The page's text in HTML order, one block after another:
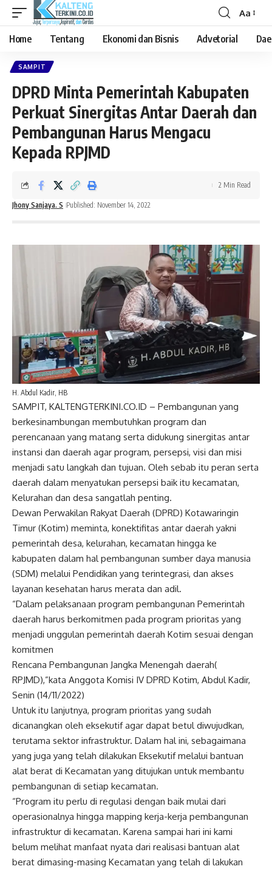
Font
Resizer
Aa
Home Tentang Ekonomi dan Bisnis Advetorial
SAMPIT
DPRD Minta Pemerintah Kabupaten
Perkuat Sinergitas Antar Daerah dan
Pembangunan Harus Mengacu
Kepada RPJMD
Jhony Sanjaya. S Published: November 14, 2022
2 Min Read
H. Abdul Kadir, HB
SAMPIT, KALTENGTERKINI.CO.ID – Pembangunan yang
berkesinambungan membutuhkan program dan
perencanaan yang matang serta didukung sinergitas antar
instansi dan daerah agar program, persepsi, visi dan misi
menjadi satu langkah dan tujuan. Oleh sebab itu peran serta
daerah dalam menyatukan persepsi baik itu kecamatan,
Kelurahan dan desa sangatlah penting.
Dewan Perwakilan Rakyat Daerah (DPRD) Kotawaringin
Timur (Kotim) meminta, konektifitas antar daerah yakni
pemerintah desa, kelurahan, kecamatan hingga ke
kabupaten dalam hal pembangunan sumber daya manusia
(SDM) melalui Pendidikan yang terintegrasi, dan akses
layanan kesehatan harus merata dan adil.
“Dalam pelaksanaan program pembangunan Pemerintah
daerah harus berkomitmen pada program prioritas yang
menjadi unggulan pemerintah daerah Kotim sesuai dengan
komitmen
Rencana Pembangunan Jangka Menengah daerah(
RPJMD),”kata Anggota Komisi IV DPRD Kotim, Abdul Kadir,
Senin (14/11/2022)
Untuk itu lanjutnya, program prioritas yang sudah
dicanangkan oleh eksekutif agar dapat betul diwujudkan,
terutama sektor infrastruktur. Dalam hal ini, sebagaimana
yang juga yang telah dilakukan Eksekutif melalui bantuan
alat berat di Kecamatan yang ditujukan untuk membantu
pembangunan di setiap kecamatan.
“Program itu perlu di regulasi dengan baik mulai dari
operasionalnya hingga mapping kerja-kerja pembangunan
infrastruktur di kecamatan. Karena sampai hari ini kami
belum melihat manfaat nyata dari realisasi bantuan alat
berat dimasing-masing Kecamatan yang telah di lakukan